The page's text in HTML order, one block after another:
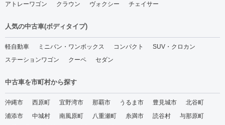
アトレーワゴン
クラウン ヴォクシー チェイサー
人気の中古車(ボディタイプ)
軽自動車 ミニバン・ワンボックス コンパクト
SUV・クロカン
ステーションワゴン
クーペ セダン
中古車を市町村から探す
沖縄市 西原町 宜野湾市 那覇市 うるま市 豊見城市
北谷町
浦添市
中城村 南風原町 八重瀬町 糸満市 読谷村
与那原町